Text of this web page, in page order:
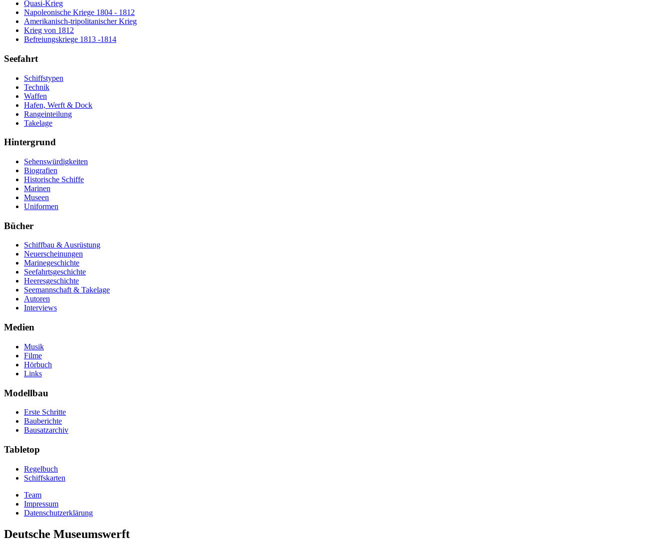
Quasi-Krieg
Napoleonische Kriege 1804 - 1812
Amerikanisch-tripolitanischer Krieg
Krieg von 1812
Befreiungskriege 1813 -1814
Seefahrt
Schiffstypen
Technik
Waffen
Hafen, Werft & Dock
Rangeinteilung
Takelage
Hintergrund
Sehenswürdigkeiten
Biografien
Historische Schiffe
Marinen
Museen
Uniformen
Bücher
Schiffbau & Ausrüstung
Neuerscheinungen
Marinegeschichte
Seefahrtsgeschichte
Heeresgeschichte
Seemannschaft & Takelage
Autoren
Interviews
Medien
Musik
Filme
Hörbuch
Links
Modellbau
Erste Schritte
Bauberichte
Bausatzarchiv
Tabletop
Regelbuch
Schiffskarten
Team
Impressum
Datenschutzerklärung
Deutsche Museumswerft